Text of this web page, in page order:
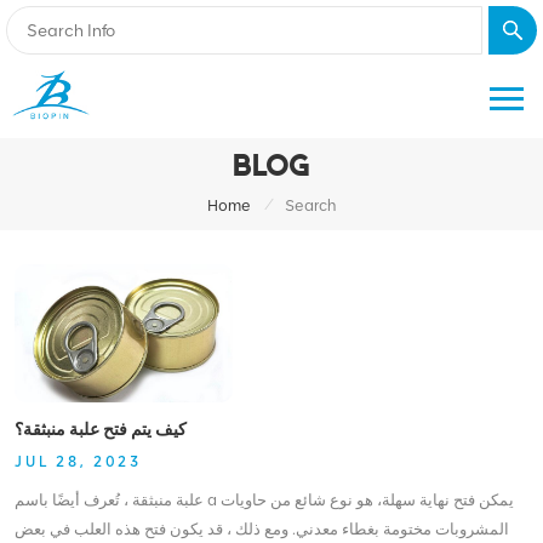
BLOG
Home / Search
كيف يتم فتح علبة منبثقة؟
JUL 28, 2023
علبة منبثقة ، تُعرف أيضًا باسم a يمكن فتح نهاية سهلة، هو نوع شائع من حاويات
المشروبات مختومة بغطاء معدني. ومع ذلك ، قد يكون فتح هذه العلب في بعض